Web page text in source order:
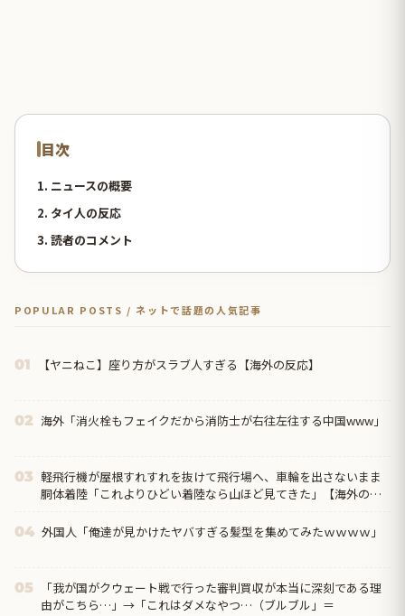
目次
1. ニュースの概要
2. タイ人の反応
3. 読者のコメント
POPULAR POSTS / ネットで話題の人気記事
01 【ヤニねこ】座り方がスラブ人すぎる【海外の反応】
02 海外「消火栓もフェイクだから消防士が右往左往する中国www」
03 軽飛行機が屋根すれすれを抜けて飛行場へ、車輪を出さないまま
胴体着陸「これよりひどい着陸なら山ほど見てきた」【海外の反
04 外国人「俺達が見かけたヤバすぎる髪型を集めてみたｗｗｗｗ」
05
「我が国がクウェート戦で行った審判買収が本当に深刻である理
由がこちら…」→「これはダメなやつ…（ブルブル」＝